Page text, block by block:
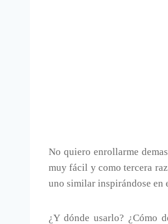
No quiero enrollarme
muy fácil y como tercera
uno similar inspirándose en
¿Y dónde usarlo? ¿Cómo